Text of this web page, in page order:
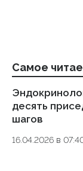
Самое
десять
шагов
16.04.2026 в